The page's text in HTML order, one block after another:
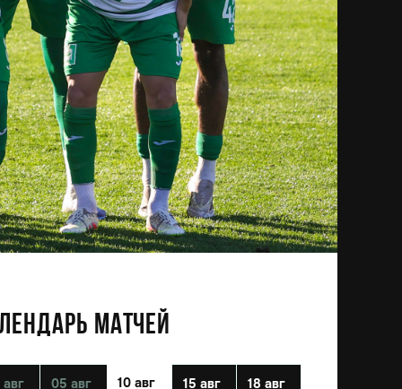
МАТЧЕЙ
05 авг 10 авг 15 авг 18 авг